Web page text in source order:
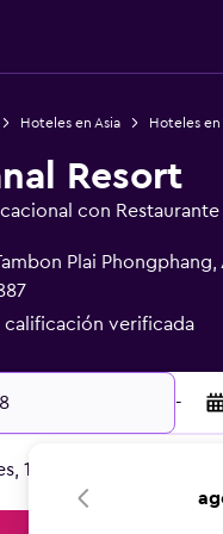
Hoteles en Asia Hoteles en
Resort
con Restaurante
Plai Phongphang,
calificación verificada
-
1 habitación